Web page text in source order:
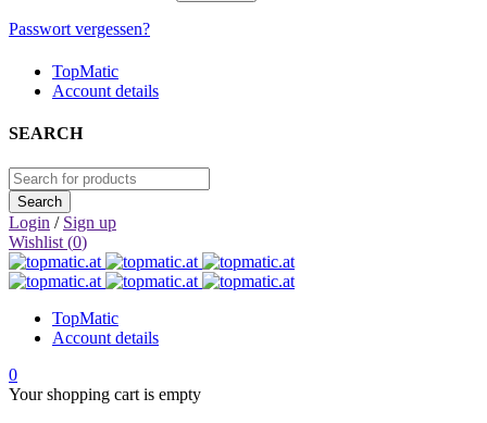
Passwort vergessen?
TopMatic
Account details
SEARCH
Login / Sign up
Wishlist (0)
TopMatic
Account details
0
Your shopping cart is empty